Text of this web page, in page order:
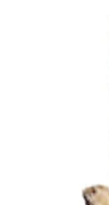
в звании до
грамотный
ареста в армии
штаб
Андрея
маршала
только генерала.